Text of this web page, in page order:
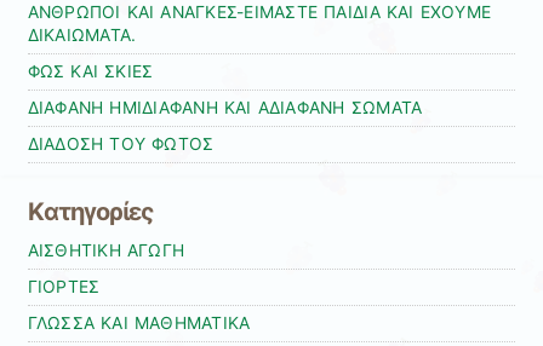
ΑΝΘΡΩΠΟΙ ΚΑΙ ΑΝΑΓΚΕΣ-ΕΙΜΑΣΤΕ ΠΑΙΔΙΑ ΚΑΙ ΕΧΟΥΜΕ
ΔΙΚΑΙΩΜΑΤΑ.
ΦΩΣ ΚΑΙ ΣΚΙΕΣ
ΔΙΑΦΑΝΗ ΗΜΙΔΙΑΦΑΝΗ ΚΑΙ ΑΔΙΑΦΑΝΗ ΣΩΜΑΤΑ
ΔΙΑΔΟΣΗ ΤΟΥ ΦΩΤΟΣ
Kατηγορίες
ΑΙΣΘΗΤΙΚΗ ΑΓΩΓΗ
ΓΙΟΡΤΕΣ
ΓΛΩΣΣΑ ΚΑΙ ΜΑΘΗΜΑΤΙΚΑ